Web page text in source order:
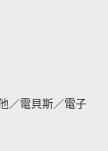
／電貝斯／電子